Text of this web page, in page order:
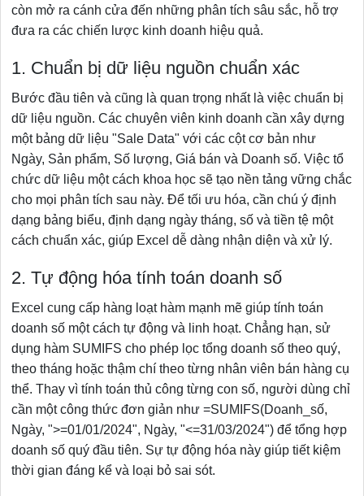
còn mở ra cánh cửa đến những phân tích sâu sắc, hỗ trợ
đưa ra các chiến lược kinh doanh hiệu quả.
1. Chuẩn bị dữ liệu nguồn chuẩn xác
Bước đầu tiên và cũng là quan trọng nhất là việc chuẩn bị
dữ liệu nguồn. Các chuyên viên kinh doanh cần xây dựng
một bảng dữ liệu "Sale Data" với các cột cơ bản như
Ngày, Sản phẩm, Số lượng, Giá bán và Doanh số. Việc tổ
chức dữ liệu một cách khoa học sẽ tạo nền tảng vững chắc
cho mọi phân tích sau này. Để tối ưu hóa, cần chú ý định
dạng bảng biểu, định dạng ngày tháng, số và tiền tệ một
cách chuẩn xác, giúp Excel dễ dàng nhận diện và xử lý.
2. Tự động hóa tính toán doanh số
Excel cung cấp hàng loạt hàm mạnh mẽ giúp tính toán
doanh số một cách tự động và linh hoạt. Chẳng hạn, sử
dụng hàm SUMIFS cho phép lọc tổng doanh số theo quý,
theo tháng hoặc thậm chí theo từng nhân viên bán hàng cụ
thể. Thay vì tính toán thủ công từng con số, người dùng chỉ
cần một công thức đơn giản như =SUMIFS(Doanh_số,
Ngày, ">=01/01/2024", Ngày, "<=31/03/2024") để tổng hợp
doanh số quý đầu tiên. Sự tự động hóa này giúp tiết kiệm
thời gian đáng kể và loại bỏ sai sót.